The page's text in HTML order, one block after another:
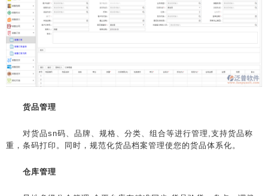
货品管理
对货品sn码、品牌、规格、分类、组合等进行管理,支持货品称
重，条码打印。同时，规范化货品档案管理使您的货品体系化。
仓库管理